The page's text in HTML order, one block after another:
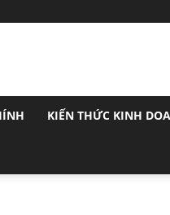
KIẾN THỨC KINH